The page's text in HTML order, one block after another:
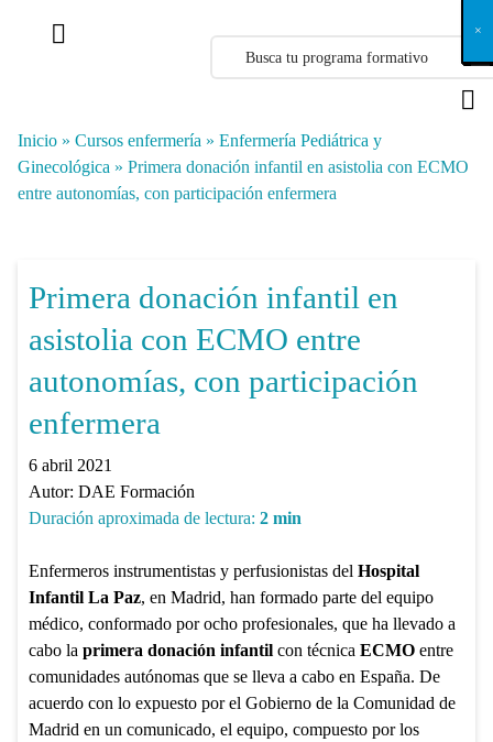
Inicio » Cursos enfermería » Enfermería Pediátrica y
Ginecológica » Primera donación infantil en asistolia con ECMO
entre autonomías, con participación enfermera
Primera donación infantil en
asistolia con ECMO entre
autonomías, con participación
enfermera
6 abril 2021
Autor: DAE Formación
Duración aproximada de lectura: 2 min
Enfermeros instrumentistas y perfusionistas del Hospital
Infantil La Paz, en Madrid, han formado parte del equipo
médico, conformado por ocho profesionales, que ha llevado a
cabo la primera donación infantilcon técnica ECMOentre
comunidades autónomas que se lleva a cabo en España. De
acuerdo con lo expuesto por el Gobierno de la Comunidad de
Madrid en un comunicado, el equipo, compuesto por los
X
×
×
×
×
×
×
×
×
×
×
×
×
×
×
×
×
×
×
×
×
×
×
×
×
×
×
×
×
×
×
×
×
×
×
×
×
×
×
×
×
×
×
×
×
×
×
×
×
×
×
×
×
×
×
×
×
×
×
×
×
×
×
×
×
×
×
×
×
×
×
×
×
×
×
×
×
×
×
×
×
×
×
×
×
×
×
×
×
×
×
×
×
×
×
×
×
×
×
×
×
×
×
×
×
×
×
×
×
×
×
×
×
×
×
×
×
×
×
×
×
×
×
×
×
×
×
×
×
×
×
×
×
×
×
×
×
×
×
×
×
×
×
×
×
×
×
×
×
×
×
×
×
×
×
×
×
×
×
×
×
×
×
×
×
×
×
×
×
×
×
×
×
×
×
×
×
×
×
×
×
×
×
×
×
×
×
×
×
×
×
×
×
×
×
×
×
×
×
×
×
×
×
×
×
×
×
×
×
×
×
×
×
×
×
×
×